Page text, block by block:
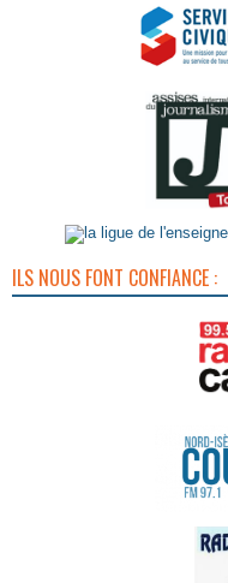
ILS NOUS FONT CONFIANCE :